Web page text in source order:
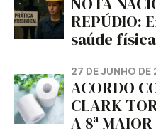
REPÚDIO: Em defesa da
saúde
da
27 DE JUNHO
ACORDO
CLARK
A 8ª